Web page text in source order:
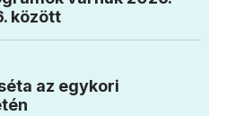
között
az egykori